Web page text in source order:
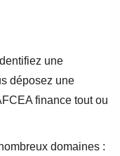
une
déposez une
finance tout ou
domaines :